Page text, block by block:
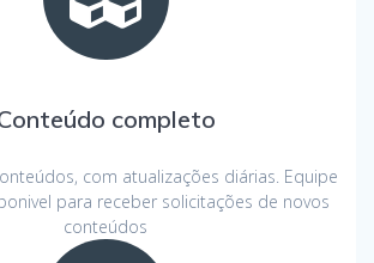
completo
com atualizações diárias. Equipe
para receber solicitações de novos
conteúdos